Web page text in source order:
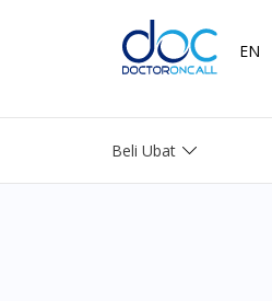
EN
Beli Ubat